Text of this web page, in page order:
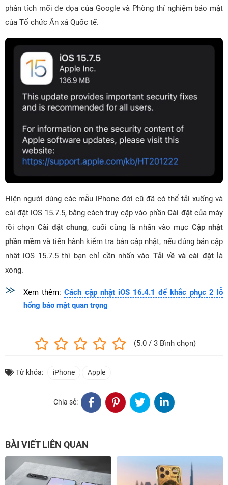
phân tích mối đe dọa của Google và Phòng thí nghiệm bảo mật
của Tổ chức Ân xá Quốc tế.
Hiện người dùng các mẫu iPhone đời cũ đã có thể tải xuống và
cài đặt iOS 15.7.5, bằng cách truy cập vào phầnCài đặtcủa máy
rồi chọn Cài đặt chung, cuối cùng là nhấn vào mục Cập nhật
phần mềm và tiến hành kiểm tra bản cập nhật, nếu đúng bản cập
nhật iOS 15.7.5 thì bạn chỉ cần nhấn vào Tải về và cài đặtlà
xong.
Xem thêm:Cách cập nhật iOS 16.4.1 để khắc phục 2 lỗ
hổng bảo mật quan trọng
(5.0 / 3 Bình chọn)
Từ khóa: iPhone Apple
Chia sẻ:
BÀI VIẾT LIÊN QUAN